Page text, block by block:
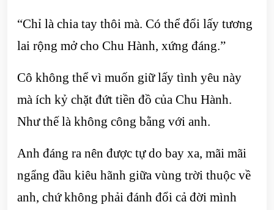
“Chỉ là chia tay thôi mà. Có thể đổi lấy tương
lai rộng mở cho Chu Hành, xứng đáng.”
Cô không thể vì muốn giữ lấy tình yêu này
mà ích kỷ chặt đứt tiền đồ của Chu Hành.
Như thế là không công bằng với anh.
Anh đáng ra nên được tự do bay xa, mãi mãi
ngẩng đầu kiêu hãnh giữa vùng trời thuộc về
anh, chứ không phải đánh đổi cả đời mình